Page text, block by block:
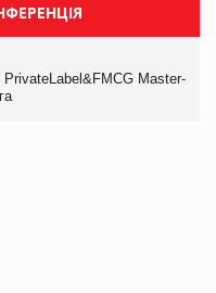
PrivateLabel&FMCG Master-